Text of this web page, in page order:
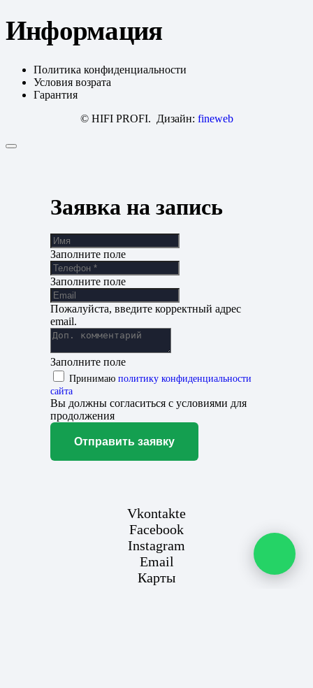
Информация
Политика конфиденциальности
Условия возрата
Гарантия
© HIFI PROFI. Дизайн: fineweb
Заявка на запись
Заполните поле
Заполните поле
Пожалуйста, введите корректный адрес
email.
Заполните поле
Принимаю политику конфиденциальности
сайта
Вы должны согласиться с условиями для
продолжения
Отправить заявку
Vkontakte
Facebook
Instagram
Email
Карты